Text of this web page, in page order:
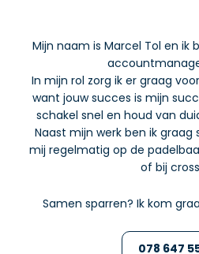
Mijn naam is Marcel Tol en ik
In mijn rol zorg ik er graag
want jouw succes is mijn
schakel snel en houd van
Naast mijn werk ben ik graag
mij regelmatig op de
of bij
Samen sparren? Ik kom
078 647